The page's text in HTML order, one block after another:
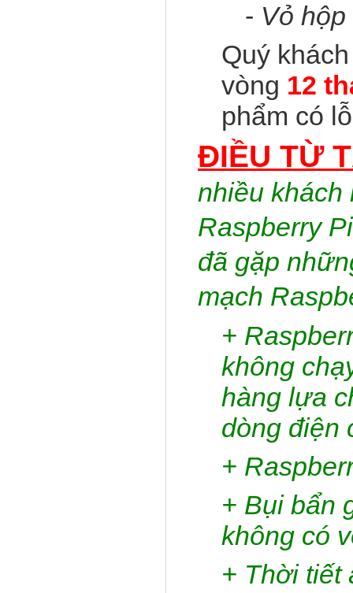
- Vỏ
Quý
vòng 12
phẩm có
ĐIỀU TỪ
nhiều khách
Raspberry
đã gặp
mạch
+
không
hàng lựa
dòng điện
+
+ Bụi bẩn
không có
+ Thời tiết